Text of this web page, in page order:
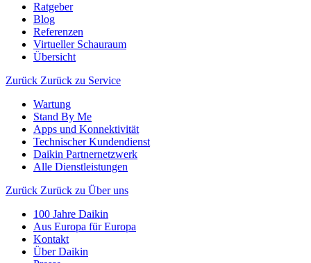
Ratgeber
Blog
Referenzen
Virtueller Schauraum
Übersicht
Zurück Zurück zu Service
Wartung
Stand By Me
Apps und Konnektivität
Technischer Kundendienst
Daikin Partnernetzwerk
Alle Dienstleistungen
Zurück Zurück zu Über uns
100 Jahre Daikin
Aus Europa für Europa
Kontakt
Über Daikin